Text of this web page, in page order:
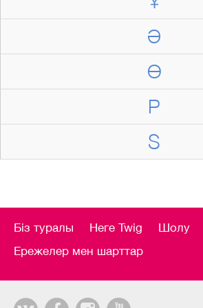
Ә
Ө
P
S
Біз туралы Неге Twig Шолу
Ережелер мен шарттар